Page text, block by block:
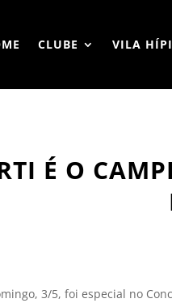
CLUBE VILA
É O
3/5, foi especial no